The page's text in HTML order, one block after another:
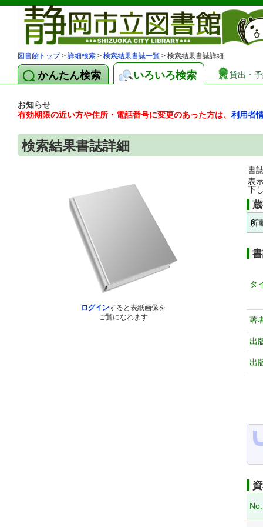
図書館トップ> 詳細検索 > 検索結果書誌一覧 > 検索結果書誌詳細
かんたん検索 いろいろ検索 貸出・
お知らせ
有効期限の近い方や住所・電話番号に変更のあった方は、 利用者
検索結果書誌詳細
ログインすると表紙画像を
ご覧になれます
書
表
下
所
タ
著
出
出
No.